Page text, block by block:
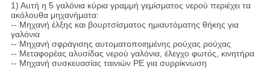
1) Αυτή η 5 γαλόνια κύρια γραμμή γεμίσματος νερού περιέχει τα
ακόλουθα μηχανήματα:
-- Μηχανή έλξης και βουρτσίσματος ημιαυτόματης θήκης για
γαλόνια
-- Μηχανή σφράγισης αυτοματοποιημένης ρούχας ρούχας
-- Μεταφορέας αλυσίδας νερού γαλόνια, έλεγχο φωτός, κινητήρα
-- Μηχανή συσκευασίας ταινιών PE για συρρίκνωση